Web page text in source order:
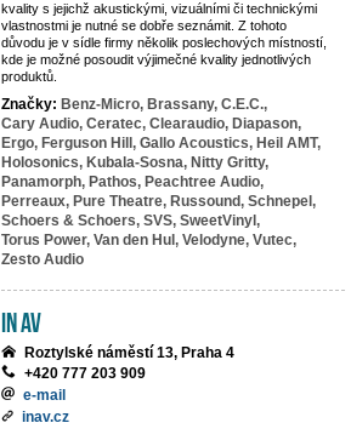
kvality s jejichž akustickými, vizuálními či technickými
vlastnostmi je nutné se dobře seznámit. Z tohoto
důvodu je v sídle firmy několik poslechových místností,
kde je možné posoudit výjimečné kvality jednotlivých
produktů.
Značky: Benz-Micro, Brassany, C.E.C.,
Cary Audio, Ceratec, Clearaudio, Diapason,
Ergo, Ferguson Hill, Gallo Acoustics, Heil AMT,
Holosonics, Kubala-Sosna, Nitty Gritty,
Panamorph, Pathos, Peachtree Audio,
Perreaux, Pure Theatre, Russound, Schnepel,
Schoers & Schoers, SVS, SweetVinyl,
Torus Power, Van den Hul, Velodyne, Vutec,
Zesto Audio
IN AV
Roztylské náměstí 13, Praha 4
+420 777 203 909
e-mail
inav.cz